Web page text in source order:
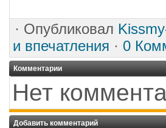
· Опубликовал
и впечатления · 0
Комментарии
Нет
Добавить комментарий